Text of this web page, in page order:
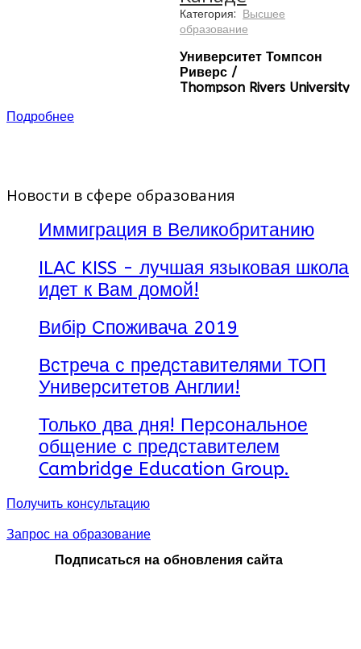
расписание позволяет
студентам ознакомиться с
непрофилирующими
предметами смежными с их
специальностями.
Категория: Высшее
образование
Университет Томпсон
Риверс /
Thompson Rivers University
Камлупс, Британская
Ванкувера.
Подробнее
Новости в сфере образования
Иммиграция в Великобританию
ILAC KISS - лучшая языковая школа
идет к Вам домой!
Вибір Споживача 2019
Встреча с представителями ТОП
Университетов Англии!
Только два дня! Персональное
общение с представителем
Cambridge Education Group.
Получить консультацию
Запрос на образование
Подписаться на обновления сайта